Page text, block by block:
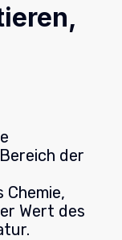
der
Chemie,
Wert des